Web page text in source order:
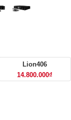
Lion406
14.800.000₫